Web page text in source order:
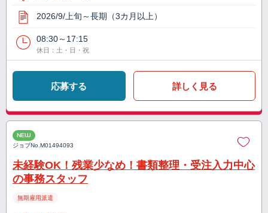
2026/9/上旬～長期（3カ月以上）
08:30～17:15
休日：土・日・祝
応募する 詳しく見る
NEW
ジョブNo.M01494093
未経験OK！残業少なめ！書類整理・受注入力中心
の事務スタッフ
無期雇用派遣